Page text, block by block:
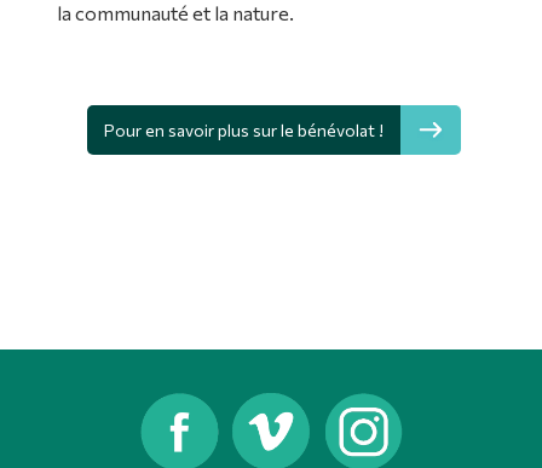
la communauté et la nature.
Pour en savoir plus sur le bénévolat !